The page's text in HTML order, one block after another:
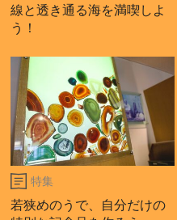
線と透き通る海を満喫しよ
う！
特集
若狭めのうで、自分だけの